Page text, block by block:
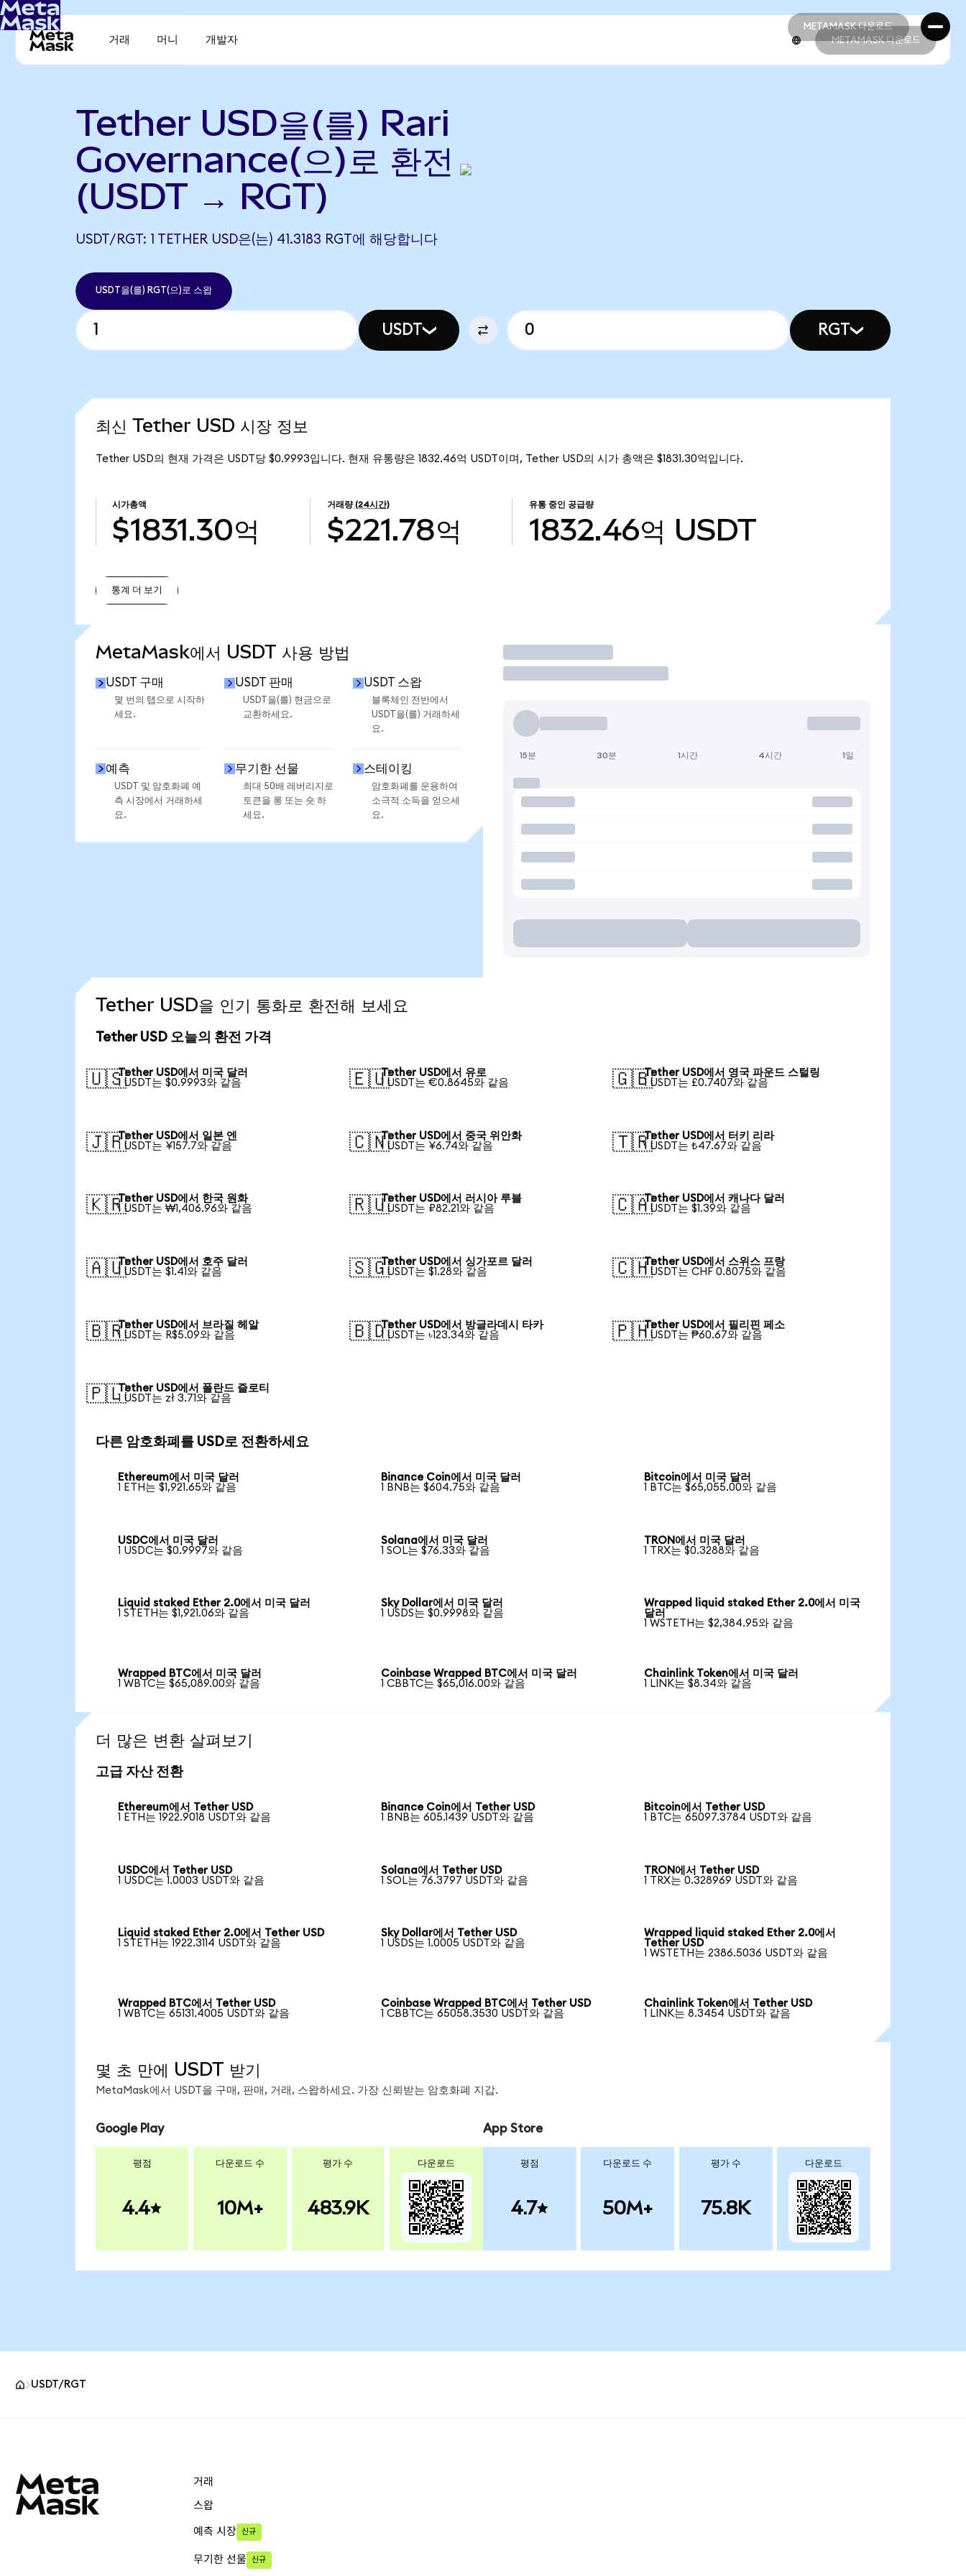
METAMASK 다운로드
METAMASK 다운로드
거래 머니 개발자 METAMASK 다운로드
Tether USD을(를) Rari
Governance(으)로 환전
(USDT → RGT)
USDT/RGT: 1 TETHER USD은(는) 41.3183 RGT에 해당합니다
USDT을(를) RGT(으)로 스왑
USDT RGT
최신 Tether USD 시장 정보
Tether USD의 현재 가격은 USDT당 $0.9993입니다. 현재 유통량은 1832.46억 USDT이며, Tether USD의 시가 총액은 $1831.30억입니다.
시가총액
$1831.30억
거래량 (24시간)
$221.78억
유통 중인 공급량
1832.46억 USDT
통계 더 보기
MetaMask에서 USDT 사용 방법
USDT 구매
몇 번의 탭으로 시작하
세요.
USDT 판매
USDT을(를) 현금으로
교환하세요.
USDT 스왑
블록체인 전반에서
USDT을(를) 거래하세
요.
예측
USDT 및 암호화폐 예
측 시장에서 거래하세
요.
무기한 선물
최대 50배 레버리지로
토큰을 롱 또는 숏 하
세요.
스테이킹
암호화폐를 운용하여
소극적 소득을 얻으세
요.
거래
15분 30분 1시간 4시간 1일
Tether USD을 인기 통화로 환전해 보세요
Tether USD 오늘의 환전 가격
🇺🇸Tether USD에서 미국 달러
1 USDT는 $0.9993와 같음
🇪🇺Tether USD에서 유로
1 USDT는 €0.8645와 같음
🇬🇧Tether USD에서 영국 파운드 스털링
1 USDT는 £0.7407와 같음
🇯🇵Tether USD에서 일본 엔
1 USDT는 ¥157.7와 같음
🇨🇳Tether USD에서 중국 위안화
1 USDT는 ¥6.74와 같음
🇹🇷Tether USD에서 터키 리라
1 USDT는 ₺47.67와 같음
🇰🇷Tether USD에서 한국 원화
1 USDT는 ₩1,406.96와 같음
🇷🇺Tether USD에서 러시아 루블
1 USDT는 ₽82.21와 같음
🇨🇦Tether USD에서 캐나다 달러
1 USDT는 $1.39와 같음
🇦🇺Tether USD에서 호주 달러
1 USDT는 $1.41와 같음
🇸🇬Tether USD에서 싱가포르 달러
1 USDT는 $1.28와 같음
🇨🇭Tether USD에서 스위스 프랑
1 USDT는 CHF 0.8075와 같음
🇧🇷Tether USD에서 브라질 헤알
1 USDT는 R$5.09와 같음
🇧🇩Tether USD에서 방글라데시 타카
1 USDT는 ৳123.34와 같음
🇵🇭Tether USD에서 필리핀 페소
1 USDT는 ₱60.67와 같음
🇵🇱Tether USD에서 폴란드 즐로티
1 USDT는 zł 3.71와 같음
다른 암호화폐를 USD로 전환하세요
Ethereum에서 미국 달러
1 ETH는 $1,921.65와 같음
Binance Coin에서 미국 달러
1 BNB는 $604.75와 같음
Bitcoin에서 미국 달러
1 BTC는 $65,055.00와 같음
USDC에서 미국 달러
1 USDC는 $0.9997와 같음
Solana에서 미국 달러
1 SOL는 $76.33와 같음
TRON에서 미국 달러
1 TRX는 $0.3288와 같음
Liquid staked Ether 2.0에서 미국 달러
1 STETH는 $1,921.06와 같음
Sky Dollar에서 미국 달러
1 USDS는 $0.9998와 같음
Wrapped liquid staked Ether 2.0에서 미국
달러
1 WSTETH는 $2,384.95와 같음
Wrapped BTC에서 미국 달러
1 WBTC는 $65,089.00와 같음
Coinbase Wrapped BTC에서 미국 달러
1 CBBTC는 $65,016.00와 같음
Chainlink Token에서 미국 달러
1 LINK는 $8.34와 같음
더 많은 변환 살펴보기
고급 자산 전환
Ethereum에서 Tether USD
1 ETH는 1922.9018 USDT와 같음
Binance Coin에서 Tether USD
1 BNB는 605.1439 USDT와 같음
Bitcoin에서 Tether USD
1 BTC는 65097.3784 USDT와 같음
USDC에서 Tether USD
1 USDC는 1.0003 USDT와 같음
Solana에서 Tether USD
1 SOL는 76.3797 USDT와 같음
TRON에서 Tether USD
1 TRX는 0.328969 USDT와 같음
Liquid staked Ether 2.0에서 Tether USD
1 STETH는 1922.3114 USDT와 같음
Sky Dollar에서 Tether USD
1 USDS는 1.0005 USDT와 같음
Wrapped liquid staked Ether 2.0에서
Tether USD
1 WSTETH는 2386.5036 USDT와 같음
Wrapped BTC에서 Tether USD
1 WBTC는 65131.4005 USDT와 같음
Coinbase Wrapped BTC에서 Tether USD
1 CBBTC는 65058.3530 USDT와 같음
Chainlink Token에서 Tether USD
1 LINK는 8.3454 USDT와 같음
몇 초 만에 USDT 받기
MetaMask에서 USDT을 구매, 판매, 거래, 스왑하세요. 가장 신뢰받는 암호화폐 지갑.
Google Play
평점
4.4
다운로드 수
10M+
평가 수
483.9K
다운로드
App Store
평점
4.7
다운로드 수
50M+
평가 수
75.8K
다운로드
USDT/RGT
거래
스왑
예측 시장 신규
무기한 선물 신규